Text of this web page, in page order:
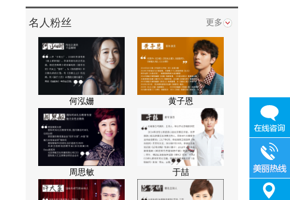
名人粉丝 更多
何泓姗 黄子恩
周思敏 于喆